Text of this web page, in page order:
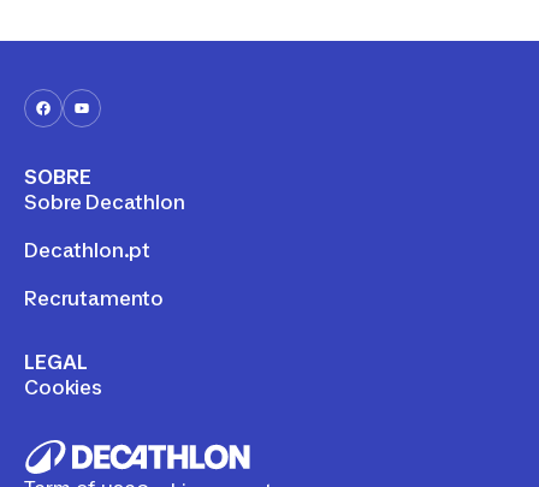
SOBRE
Sobre Decathlon
Decathlon.pt
Recrutamento
LEGAL
Cookies